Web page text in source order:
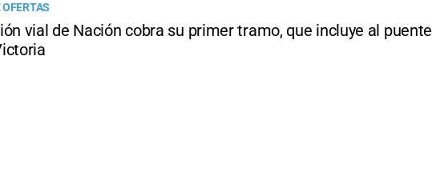
vial de Nación cobra su primer tramo, que incluye al puente